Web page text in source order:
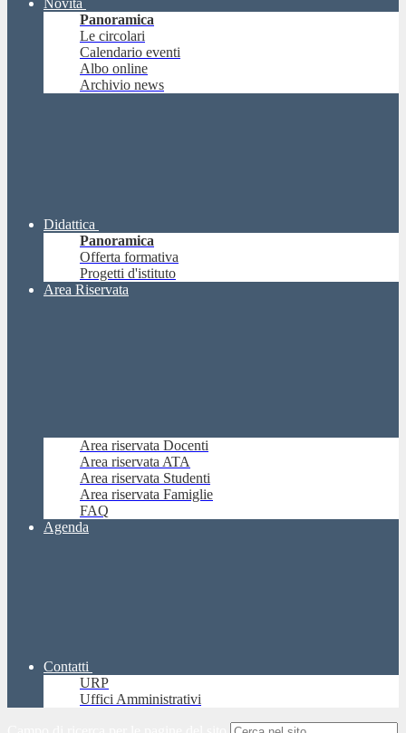
Novità
Panoramica
Le circolari
Calendario eventi
Albo online
Archivio news
Didattica
Panoramica
Offerta formativa
Progetti d'istituto
Area Riservata
Area riservata Docenti
Area riservata ATA
Area riservata Studenti
Area riservata Famiglie
FAQ
Agenda
Contatti
URP
Uffici Amministrativi